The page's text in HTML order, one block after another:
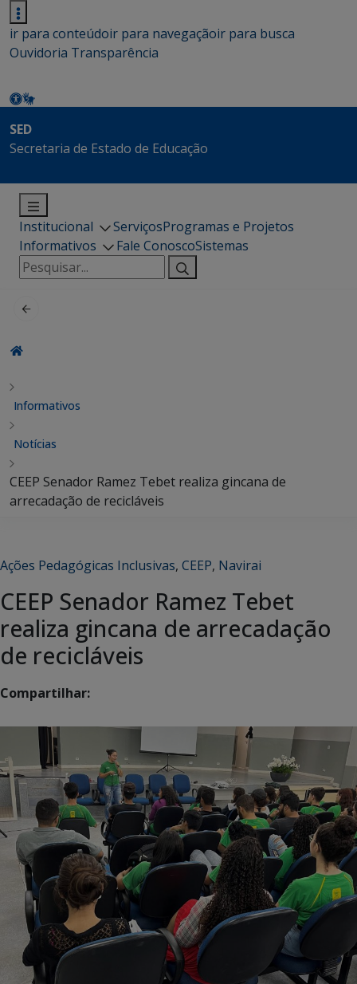
ir para conteúdoir para navegaçãoir para busca
Ouvidoria Transparência
SED
Secretaria de Estado de Educação
Institucional ServiçosProgramas e Projetos
Informativos
Fale ConoscoSistemas
Pesquisar
por:
Informativos
Notícias
CEEP Senador Ramez Tebet realiza gincana de
arrecadação de recicláveis
Ações Pedagógicas Inclusivas, CEEP, Navirai
CEEP Senador Ramez Tebet
realiza gincana de arrecadação
de recicláveis
Compartilhar: